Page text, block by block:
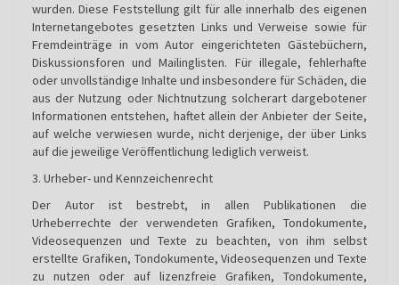
wurden. Diese Feststellung gilt für alle innerhalb des eigenen
Internetangebotes gesetzten Links und Verweise sowie für
Fremdeinträge in vom Autor eingerichteten Gästebüchern,
Diskussionsforen und Mailinglisten. Für illegale, fehlerhafte
oder unvollständige Inhalte und insbesondere für Schäden, die
aus der Nutzung oder Nichtnutzung solcherart dargebotener
Informationen entstehen, haftet allein der Anbieter der Seite,
auf welche verwiesen wurde, nicht derjenige, der über Links
auf die jeweilige Veröffentlichung lediglich verweist.
3. Urheber- und Kennzeichenrecht
Der Autor ist bestrebt, in allen Publikationen die
Urheberrechte der verwendeten Grafiken, Tondokumente,
Videosequenzen und Texte zu beachten, von ihm selbst
erstellte Grafiken, Tondokumente, Videosequenzen und Texte
zu nutzen oder auf lizenzfreie Grafiken, Tondokumente,